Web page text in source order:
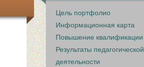
Цель портфолио
Информационная карта
Повышение квалификации
Результаты педагогической
деятельности